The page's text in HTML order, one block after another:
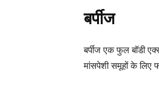
बर्पीज
बर्पीज एक फुल बॉडी
मांसपेशी समूहों के लिए